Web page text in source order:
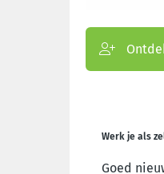
Werk je als
Goed